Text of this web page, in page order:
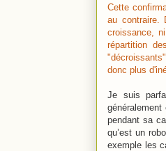
Cette
au contraire.
croissance,
répartition
donc plus
Je suis
pendant sa
qu’est un
exemple les